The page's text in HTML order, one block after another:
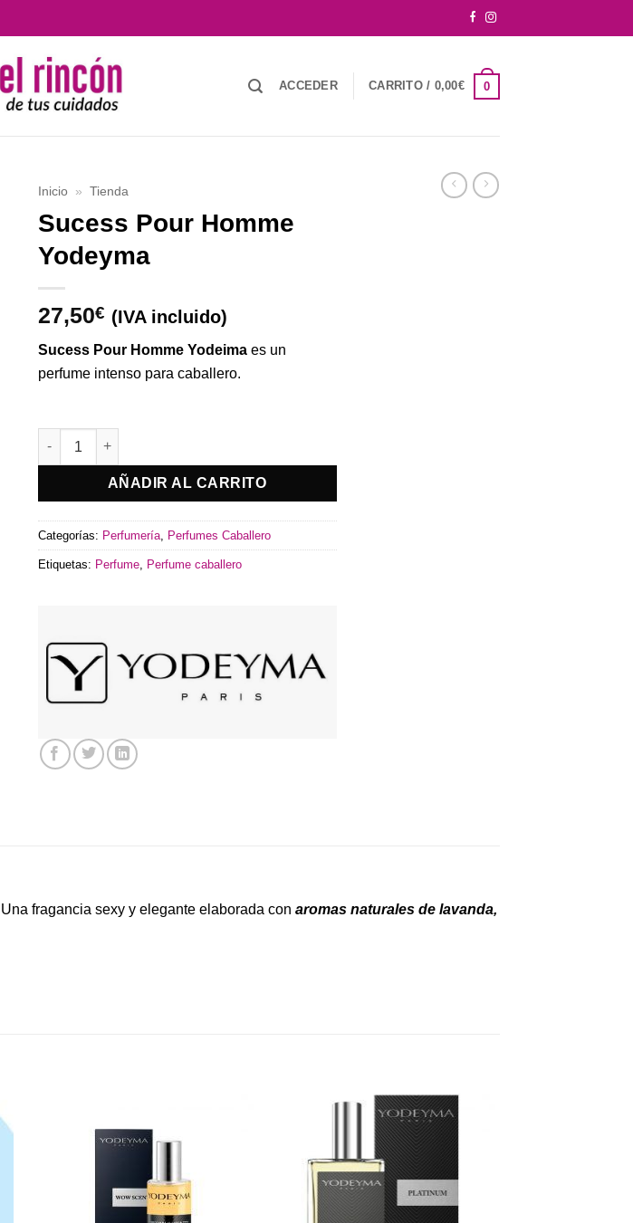
ACCEDER CARRITO / 0,00€ 0
Inicio » Tienda
Sucess Pour Homme
Yodeyma
27,50€ (IVA incluido)
Sucess Pour Homme Yodeima es un
perfume intenso para caballero.
AÑADIR AL CARRITO
Categorías: Perfumería, Perfumes Caballero
Etiquetas: Perfume, Perfume caballero
fragancia sexy y elegante elaborada con aromas naturales de lavanda,
Añadir
a la